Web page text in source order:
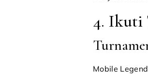
4. Ikuti
Mobile